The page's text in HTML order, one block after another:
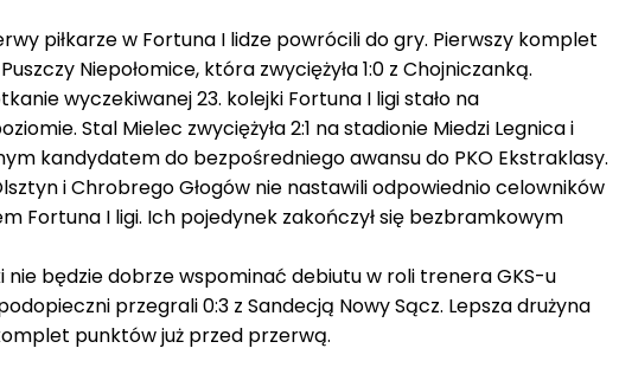
piłkarze w Fortuna I lidze powrócili do gry. Pierwszy komplet
Niepołomice, która zwyciężyła 1:0 z Chojniczanką.
wyczekiwanej 23. kolejki Fortuna I ligi stało na
Stal Mielec zwyciężyła 2:1 na stadionie Miedzi Legnica i
kandydatem do bezpośredniego awansu do PKO Ekstraklasy.
i Chrobrego Głogów nie nastawili odpowiednio celowników
Fortuna I ligi. Ich pojedynek zakończył się bezbramkowym
nie będzie dobrze wspominać debiutu w roli trenera GKS-u
przegrali 0:3 z Sandecją Nowy Sącz. Lepsza drużyna
punktów już przed przerwą.